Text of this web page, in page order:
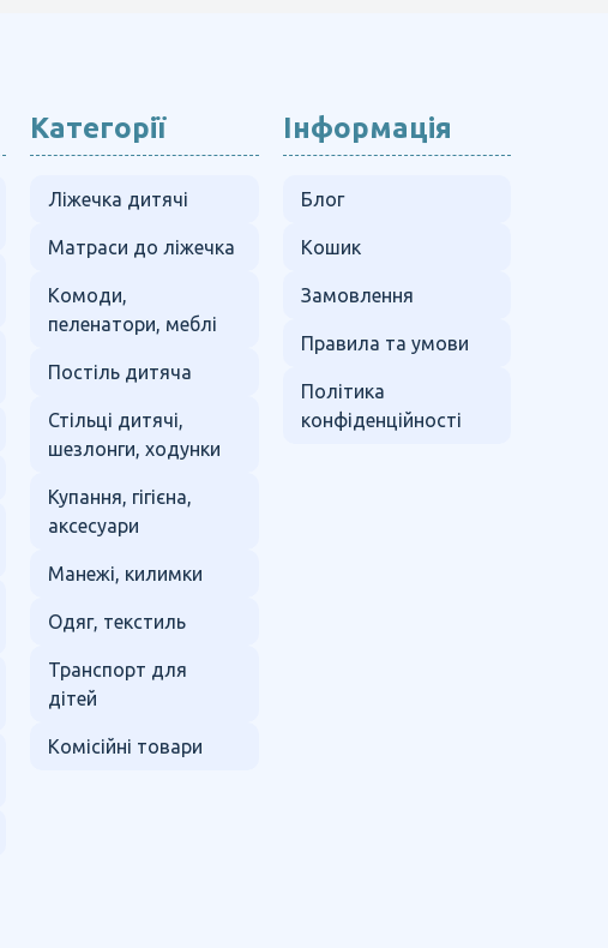
Категорії
Ліжечка дитячі
Матраси до ліжечка
Комоди,
пеленатори, меблі
Постіль дитяча
Стільці дитячі,
шезлонги, ходунки
Купання, гігієна,
аксесуари
Манежі, килимки
Одяг, текстиль
Транспорт для
дітей
Комісійні товари
Інформація
Блог
Кошик
Замовлення
Правила та умови
Політика
конфіденційності